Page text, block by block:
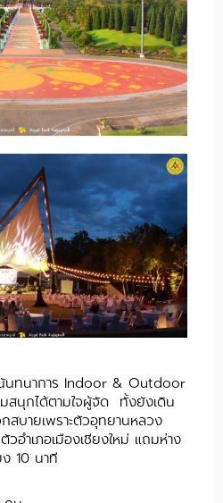
นทนาการ Indoor & Outdoor
มสนุกได้ตามใจผู้จัด ทั้งยังเดิน
สบายเพราะตัวอุทยานหลวง
อำเภอเมืองเชียงใหม่ แถมห่าง
10 นาที